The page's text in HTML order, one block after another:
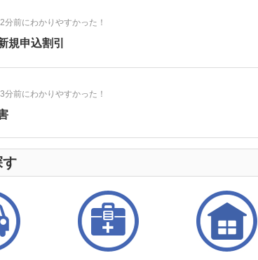
2分前にわかりやすかった！
規申込割引
3分前にわかりやすかった！
5分前にわかりやすかった！
5分前にわかりやすかった！
す